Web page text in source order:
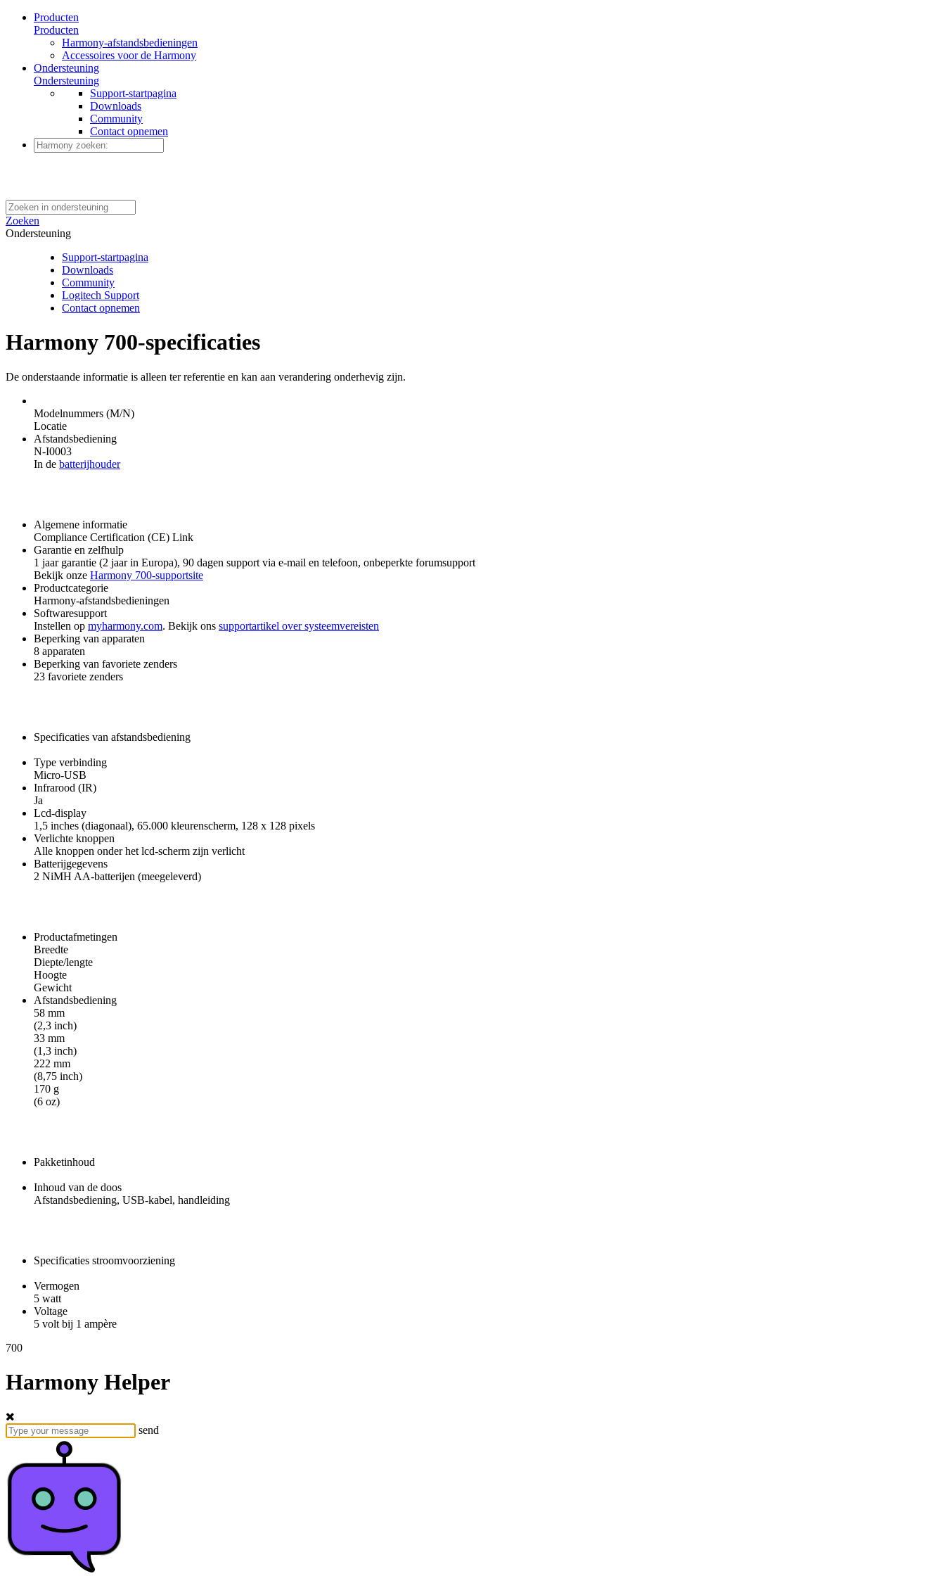
Producten
Producten
Harmony-afstandsbedieningen
Accessoires voor de Harmony
Ondersteuning
Ondersteuning
Support-startpagina
Downloads
Community
Contact opnemen
Zoeken
Ondersteuning
Support-startpagina
Downloads
Community
Logitech Support
Contact opnemen
Harmony 700-specificaties
De onderstaande informatie is alleen ter referentie en kan aan verandering onderhevig zijn.
Modelnummers (M/N)
Locatie
Afstandsbediening
N-I0003
In de batterijhouder
Algemene informatie
Compliance Certification (CE) Link
Garantie en zelfhulp
1 jaar garantie (2 jaar in Europa), 90 dagen support via e-mail en telefoon, onbeperkte forumsupport
Bekijk onze Harmony 700-supportsite
Productcategorie
Harmony-afstandsbedieningen
Softwaresupport
Instellen op myharmony.com. Bekijk ons supportartikel over systeemvereisten
Beperking van apparaten
8 apparaten
Beperking van favoriete zenders
23 favoriete zenders
Specificaties van afstandsbediening
Type verbinding
Micro-USB
Infrarood (IR)
Ja
Lcd-display
1,5 inches (diagonaal), 65.000 kleurenscherm, 128 x 128 pixels
Verlichte knoppen
Alle knoppen onder het lcd-scherm zijn verlicht
Batterijgegevens
2 NiMH AA-batterijen (meegeleverd)
Productafmetingen
Breedte
Diepte/lengte
Hoogte
Gewicht
Afstandsbediening
58 mm
(2,3 inch)
33 mm
(1,3 inch)
222 mm
(8,75 inch)
170 g
(6 oz)
Pakketinhoud
Inhoud van de doos
Afstandsbediening, USB-kabel, handleiding
Specificaties stroomvoorziening
Vermogen
5 watt
Voltage
5 volt bij 1 ampère
700
Harmony Helper
send